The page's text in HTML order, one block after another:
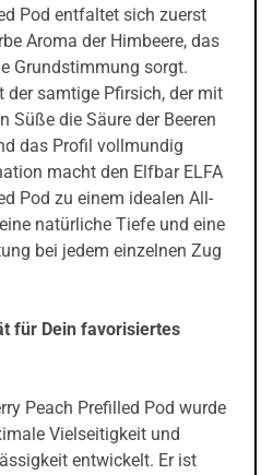
Pod entfaltet sich zuerst
Aroma der Himbeere, das
Grundstimmung sorgt.
samtige Pfirsich, der mit
Süße die Säure der Beeren
das Profil vollmundig
macht den Elfbar ELFA
Pod zu einem idealen All-
natürliche Tiefe und eine
bei jedem einzelnen Zug
für Dein favorisiertes
Peach Prefilled Pod wurde
Vielseitigkeit und
entwickelt. Er ist